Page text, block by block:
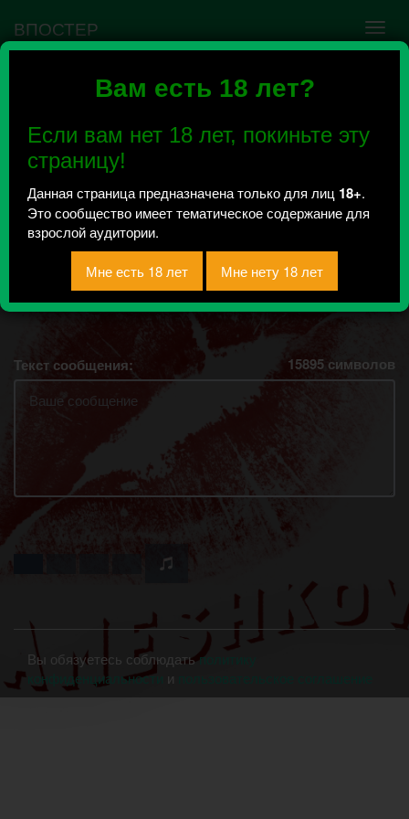
Вам есть 18 лет?
Если вам нет 18 лет, покиньте эту
страницу!
Данная страница предназначена только для лиц 18+.
Это сообщество имеет тематическое содержание для
взрослой аудитории.
ВПОСТЕР
Ошибка VK API #5
сообщества нужно авторизоваться на сервисе
повторно.
Камешково 18+ Анон
Всего 17, за сегодня 0 сообщений
отправлено / Рейтинг 8.5
Текст сообщения: 15895 символов
Вы обязуетесь соблюдатьполитику
конфиденциальности
и